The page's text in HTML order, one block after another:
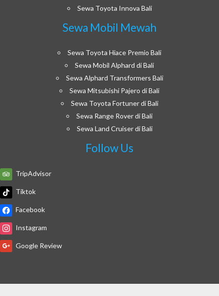
Sewa Toyota Innova Bali
Sewa Mobil Mewah
Sewa Toyota Hiace Premio Bali
Sewa Mobil Alphard di Bali
Sewa Alphard Transformers Bali
Sewa Mitsubishi Pajero di Bali
Sewa Toyota Fortuner di Bali
Sewa Range Rover di Bali
Sewa Land Cruiser di Bali
Follow Us
TripAdvisor
Tiktok
Facebook
Instagram
Google Review